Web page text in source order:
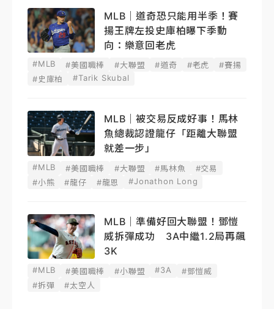
MLB｜道奇恐只能用半季！賽
揚王牌左投史庫柏曝下季動
向：樂意回老虎
#MLB #美國職棒 #大聯盟 #道奇 #老虎
#賽揚
#史庫柏
#Tarik Skubal
MLB｜被交易反成好事！馬林
魚總裁認證龍仔「距離大聯盟
就差一步」
#MLB #美國職棒 #大聯盟 #馬林魚
#交易
#小熊
#龍仔 #龍恩 #Jonathon Long
MLB｜準備好回大聯盟！鄧愷
威拆彈成功 3A中繼1.2局再飆
3K
#MLB #美國職棒 #小聯盟 #3A
#鄧愷威
#拆彈
#太空人